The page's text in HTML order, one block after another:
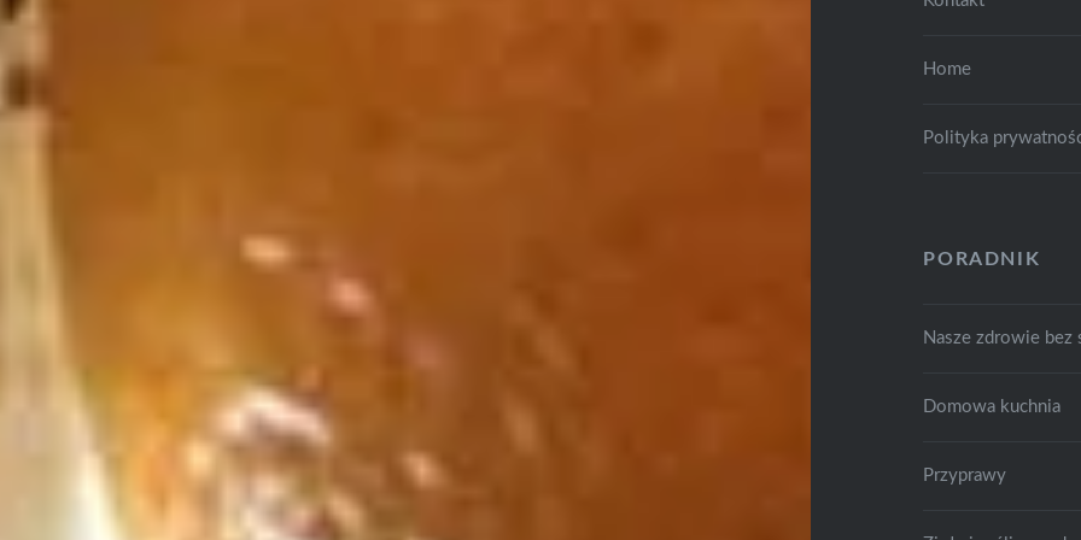
Home
Polityka
PORADNIK
Nasze zdrowie bez
Domowa kuchnia
Przyprawy